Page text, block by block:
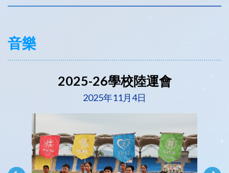
音樂
2025-26學校陸運會
2025年11月4日